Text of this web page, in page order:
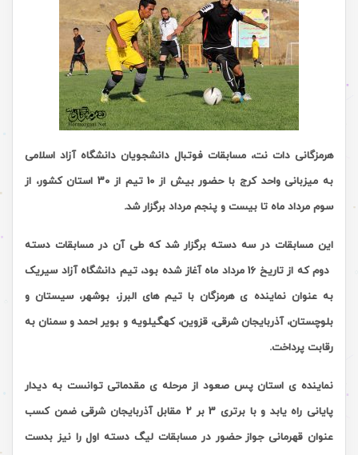
هرمزگانی دات نت، مسابقات فوتبال دانشجویان دانشگاه آزاد اسلامی
به میزبانی واحد کرج با حضور بیش از 10 تیم از 30 استان کشور، از
سوم مرداد ماه تا بیست و پنجم مرداد برگزار شد.
این مسابقات در سه دسته برگزار شد که طی آن در مسابقات دسته
دوم که از تاریخ 16 مرداد ماه آغاز شده بود، تیم دانشگاه آزاد سیریک
به عنوان نماینده ی هرمزگان با تیم های البرز، بوشهر، سیستان و
بلوچستان، آذربایجان شرقی، قزوین، کهگیلویه و بویر احمد و سمنان به
رقابت پرداخت.
نماینده ی استان پس صعود از مرحله ی مقدماتی توانست به دیدار
پایانی راه یابد و با برتری 3 بر 2 مقابل آذربایجان شرقی ضمن کسب
عنوان قهرمانی جواز حضور در مسابقات لیگ دسته اول را نیز بدست